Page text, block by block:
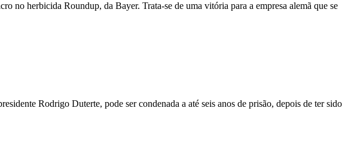
no herbicida Roundup, da Bayer. Trata-se de uma vitória para a empresa alemã que se
Rodrigo Duterte, pode ser condenada a até seis anos de prisão, depois de ter sido